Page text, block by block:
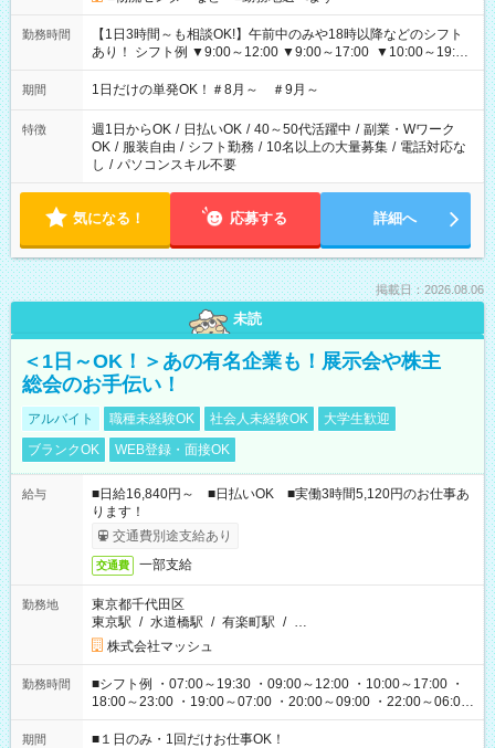
勤務時間
【1日3時間～も相談OK!】午前中のみや18時以降などのシフト
あり！ シフト例 ▼9:00～12:00 ▼9:00～17:00 ▼10:00～19:00
▼18:00～21:00
期間 1日だけの単発OK！＃8月～ ＃9月～
特徴 週1日からOK / 日払いOK / 40～50代活躍中 / 副業・Wワーク
OK / 服装自由 / シフト勤務 / 10名以上の大量募集 / 電話対応な
し / パソコンスキル不要
気になる！ 応募する 詳細へ
掲載日：2026.08.06
未読
＜1日～OK！＞あの有名企業も！展示会や株主
総会のお手伝い！
アルバイト 職種未経験OK 社会人未経験OK
大学生歓迎
ブランクOK
WEB登録・面接OK
給与
■日給16,840円～ ■日払いOK ■実働3時間5,120円のお仕事あ
ります！
交通費別途支給あり
交通費 一部支給
勤務地
東京都千代田区
東京駅 / 水道橋駅 / 有楽町駅 / …
株式会社マッシュ
勤務時間
■シフト例 ・07:00～19:30 ・09:00～12:00 ・10:00～17:00 ・
18:00～23:00 ・19:00～07:00 ・20:00～09:00 ・22:00～06:00
etc ★最短で3時間で5,120円のお仕事から 15時間で2万円近く稼
げるお仕事も！ ご希望のお時間に合わせてご紹介！ ※シフトは
期間 ■１日のみ・1回だけお仕事OK！